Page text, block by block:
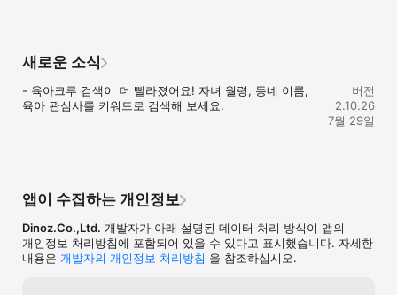
- 육아크루 단독 육아용품 핫딜과 체험단! 크루 할인가로 구매하는
등산, 챌린지 등 엄마들의 소모임!
30대 맘, 40대 맘, 쌍둥이 모임, 지역별 육아 모임 모두
육아크루에서 만나요.
육아정보,'크루레터' 전문가의 육아정보,
전달해 보겠습니다. 오늘도 아이와 함께
즐거운 하루 되시길 바라며, 육아크루의 육아
즐거운 하루 되
친구 연결 서비
프로그램이 행
새로운 소식
- 육아크루 검색이 더 빨라졌어요! 자녀 월령, 동네 이름,
육아 관심사를 키워드로 검색해 보세요.
버전
2.10.26
7월 29일
앱이 수집하는 개인정보
Dinoz.Co.,Ltd. 개발자가 아래 설명된 데이터 처리 방식이 앱의
개인정보 처리방침에 포함되어 있을 수 있다고 표시했습니다. 자세한
내용은 개발자의 개인정보 처리방침 을 참조하십시오.